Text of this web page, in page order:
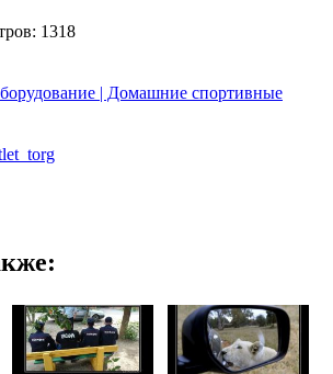
1318
| Домашние спортивные